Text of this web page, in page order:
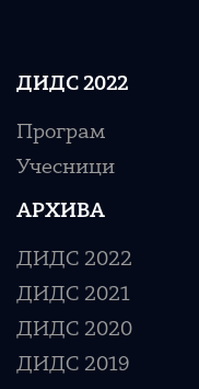
ДИДС 2022
Програм
Учесници
АРХИВА
ДИДС 2022
ДИДС 2021
ДИДС 2020
ДИДС 2019